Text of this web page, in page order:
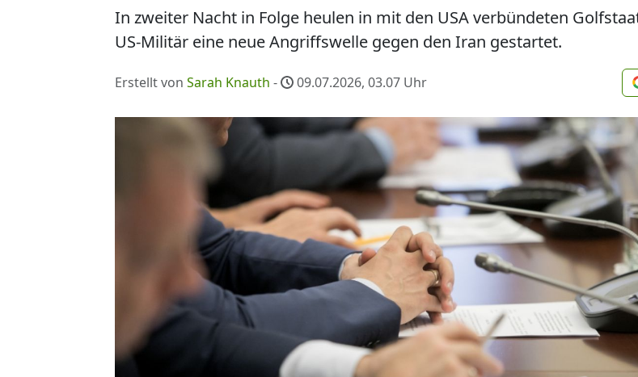
In zweiter Nacht in Folge heulen in mit den USA verbündeten
US-Militär eine neue Angriffswelle gegen den Iran gestartet.
Erstellt von Sarah Knauth - 09.07.2026, 03.07 Uhr